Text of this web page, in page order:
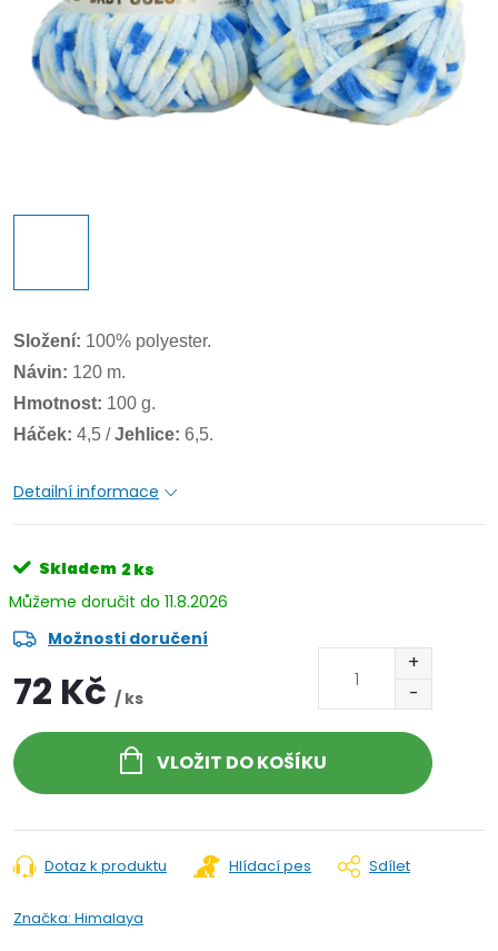
Složení: 100% polyester.
Návin: 120 m.
Hmotnost: 100 g.
Háček: 4,5 /Jehlice: 6,5.
Detailní informace
Skladem 2 ks
11.8.2026
Možnosti doručení
72 Kč / ks
VLOŽIT DO KOŠÍKU
Dotaz k produktu Hlídací pes Sdílet
Značka: Himalaya